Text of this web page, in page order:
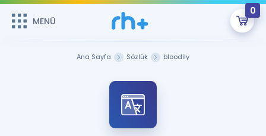
MENÜ
0
Sepetin Şu An Boş.
Remzi Hoca ile seni sınava hazırlayacak onlarca eğitim seni
bekliyor!
MENÜ
Ana Sayfa Sözlük bloodily